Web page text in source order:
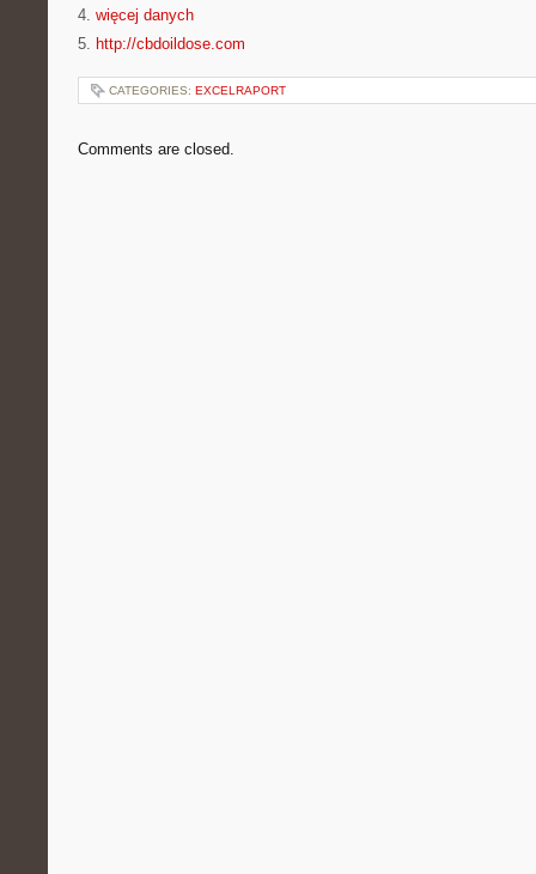
4. więcej danych
5. http://cbdoildose.com
CATEGORIES: EXCELRAPORT
Comments are closed.